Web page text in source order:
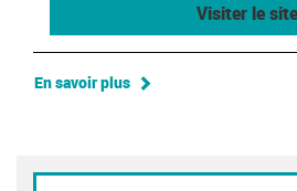
Visiter le site
En savoir plus